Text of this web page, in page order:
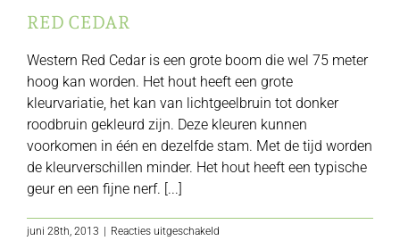
RED CEDAR
Western Red Cedar is een grote boom die wel 75 meter
hoog kan worden. Het hout heeft een grote
kleurvariatie, het kan van lichtgeelbruin tot donker
roodbruin gekleurd zijn. Deze kleuren kunnen
voorkomen in één en dezelfde stam. Met de tijd worden
de kleurverschillen minder. Het hout heeft een typische
geur en een fijne nerf. [...]
juni 28th, 2013 | Reacties uitgeschakeld